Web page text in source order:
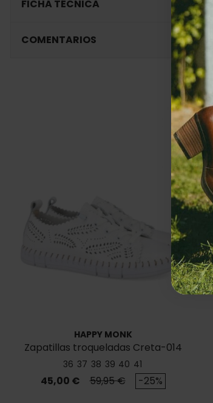
FICHA TÉCNICA
COMENTARIOS
HAPPY MONK
Zapatillas troqueladas Creta-014
36 37 38 39 40 41
Precio
45,00 € Precio base
59,95 € -25%